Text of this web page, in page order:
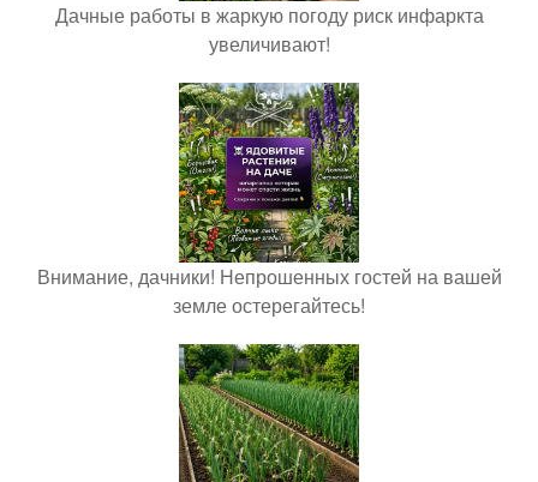
Дачные работы в жаркую погоду риск инфаркта
увеличивают!
Внимание, дачники! Непрошенных гостей на вашей
земле остерегайтесь!